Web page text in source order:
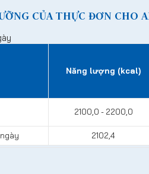
CỦA THỰC ĐƠN CHO
Năng lượng (kcal)
2100,0 - 2200,0
2102,4